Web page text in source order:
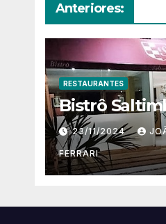
Anteriores:
RESTAURANTES
Bistrô
23/11/2024
FERRARI